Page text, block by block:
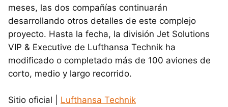
meses, las dos compañías continuarán
desarrollando otros detalles de este complejo
proyecto. Hasta la fecha, la división Jet Solutions
VIP & Executive de Lufthansa Technik ha
modificado o completado más de 100 aviones de
corto, medio y largo recorrido.
Sitio oficial | Lufthansa Technik